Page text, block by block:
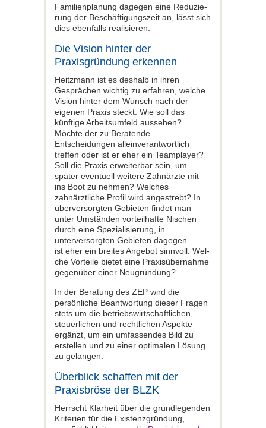
Familienplanung dagegen eine Reduzie­
rung der Beschäftigungszeit an, lässt sich
dies ebenfalls realisieren.
Die Vision hinter der
Praxisgründung erkennen
Heitzmann ist es deshalb in ihren
Gesprä­chen wichtig zu erfahren, welche
Vision hinter dem Wunsch nach der
eigenen Pra­xis steckt. Wie soll das
künftige Arbeits­umfeld aussehen?
Möchte der zu Beraten­de
Entscheidungen alleinverantwortlich
treffen oder ist er eher ein Teamplayer?
Soll die Praxis erweiterbar sein, um
später eventuell weitere Zahnärzte mit
ins Boot zu nehmen? Welches
zahnärztliche Profil wird angestrebt? In
überversorgten Gebie­ten findet man
unter Umständen vorteil­hafte Nischen
durch eine Spezialisierung, in
unterversorgten Gebieten dagegen
ist eher ein breites Angebot sinnvoll. Wel­
che Vorteile bietet eine Praxisübernahme
gegenüber einer Neugründung?
In der Beratung des ZEP wird die
persönliche Beantwortung dieser Fragen
stets um die betriebswirtschaftlichen,
steuerlichen und rechtlichen Aspekte
ergänzt, um ein um­fassendes Bild zu
erstellen und zu einer optimalen Lösung
zu gelangen.
Überblick schaffen mit der
Praxisbröse der BLZK
Herrscht Klarheit über die grundlegen­den
Kriterien für die Existenzgründung,